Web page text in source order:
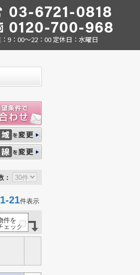
9：00～22：00 定休日：水曜日
：
21件表示
件を
ェック